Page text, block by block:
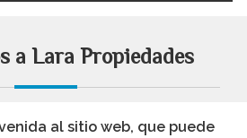
a Lara Propiedades
al sitio web, que puede